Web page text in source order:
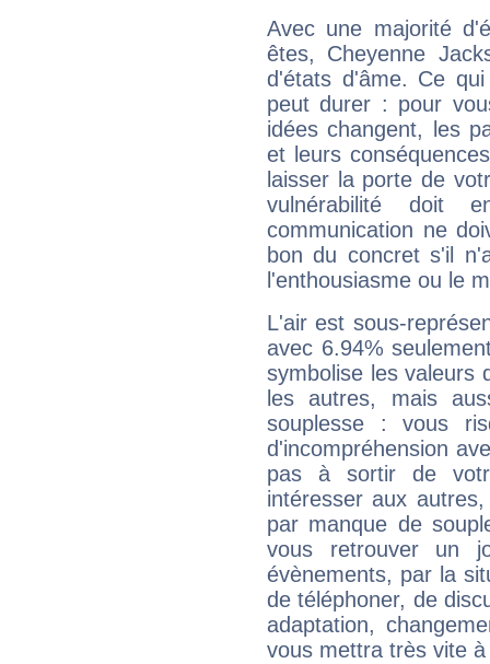
Avec une majorité
êtes, Cheyenne
d'états d'âme. Ce
peut durer : pour
idées changent, les
et leurs
laisser la porte de
vulnérabilité doit
communication ne
bon du concret s'il
l'enthousiasme ou le
L'air est sous-
avec 6.94%
symbolise les valeurs
les autres, mais
souplesse : vous
d'incompréhension
pas à sortir de
intéresser aux
par manque de
vous retrouver un
évènements, par la
de téléphoner, de
adaptation,
vous mettra très vite